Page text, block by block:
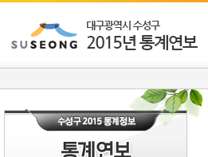
수성구청통계연보